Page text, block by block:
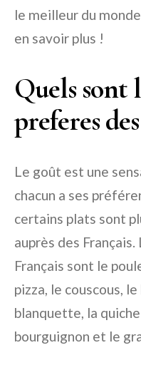
le meilleur du
en savoir plus !
Quels sont
preferes
Le goût est une
chacun a ses
certains plats sont
auprès des
Français sont le
pizza, le couscous,
blanquette, la
bourguignon et le